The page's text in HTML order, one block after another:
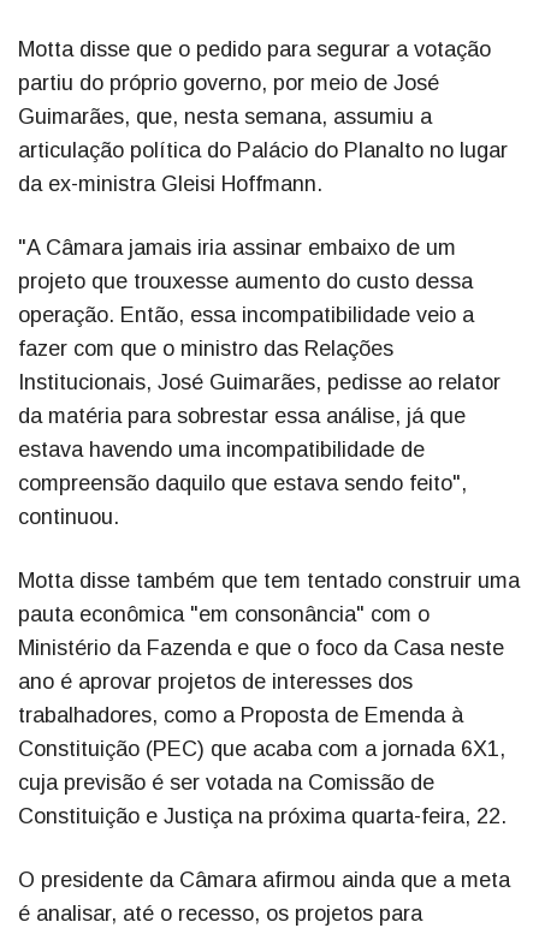
Motta disse que o pedido para segurar a votação
partiu do próprio governo, por meio de José
Guimarães, que, nesta semana, assumiu a
articulação política do Palácio do Planalto no lugar
da ex-ministra Gleisi Hoffmann.
"A Câmara jamais iria assinar embaixo de um
projeto que trouxesse aumento do custo dessa
operação. Então, essa incompatibilidade veio a
fazer com que o ministro das Relações
Institucionais, José Guimarães, pedisse ao relator
da matéria para sobrestar essa análise, já que
estava havendo uma incompatibilidade de
compreensão daquilo que estava sendo feito",
continuou.
Motta disse também que tem tentado construir uma
pauta econômica "em consonância" com o
Ministério da Fazenda e que o foco da Casa neste
ano é aprovar projetos de interesses dos
trabalhadores, como a Proposta de Emenda à
Constituição (PEC) que acaba com a jornada 6X1,
cuja previsão é ser votada na Comissão de
Constituição e Justiça na próxima quarta-feira, 22.
O presidente da Câmara afirmou ainda que a meta
é analisar, até o recesso, os projetos para